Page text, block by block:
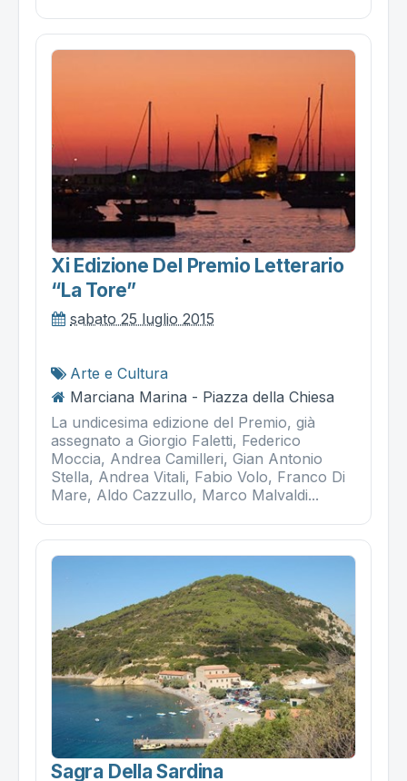
Xi Edizione Del Premio Letterario
“la Tore”
sabato 25 luglio 2015
Arte e Cultura
Marciana Marina - Piazza della Chiesa
La undicesima edizione del Premio, già
assegnato a Giorgio Faletti, Federico
Moccia, Andrea Camilleri, Gian Antonio
Stella, Andrea Vitali, Fabio Volo, Franco Di
Mare, Aldo Cazzullo, Marco Malvaldi...
Sagra Della Sardina